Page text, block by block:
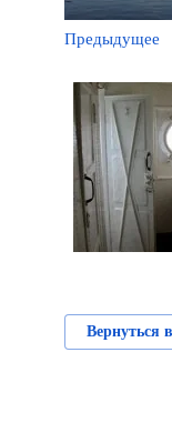
Предыдущее
Вернуться